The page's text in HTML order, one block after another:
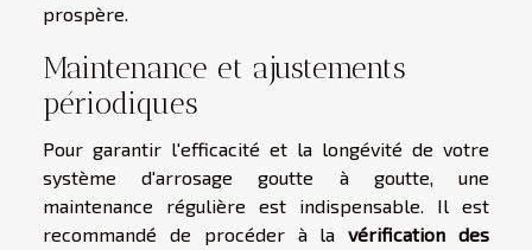
prospère.
Maintenance et ajustements
périodiques
Pour garantir l'efficacité et la longévité de votre
système d'arrosage goutte à goutte, une
maintenance régulière est indispensable. Il est
recommandé de procéder à lavérification des